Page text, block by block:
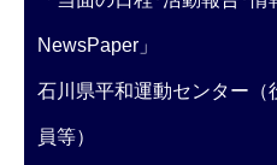
NewsPaper」
石川県平和運動センター（
員等）